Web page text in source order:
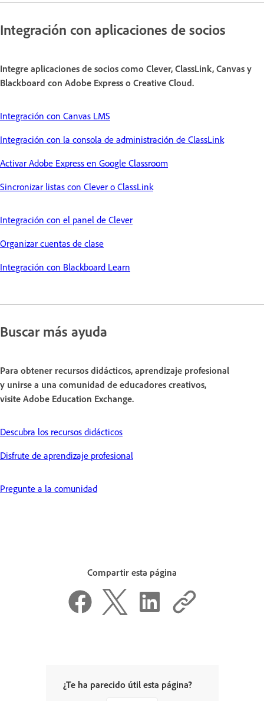
Integración con aplicaciones de socios
Integre aplicaciones de socios como Clever, ClassLink, Canvas y
Blackboard con Adobe Express o Creative Cloud.
Integración con Canvas LMS
Integración con la consola de administración de ClassLink
Activar Adobe Express en Google Classroom
Sincronizar listas con Clever o ClassLink
Integración con el panel de Clever
Organizar cuentas de clase
Integración con Blackboard Learn
Buscar más ayuda
Para obtener recursos didácticos, aprendizaje profesional
y unirse a una comunidad de educadores creativos,
visite Adobe Education Exchange.
Descubra los recursos didácticos
Disfrute de aprendizaje profesional
Pregunte a la comunidad
Compartir esta página
¿Te ha parecido útil esta página?